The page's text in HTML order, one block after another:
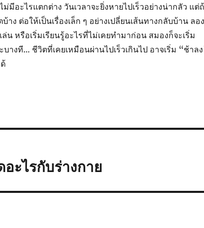
มีอะไรแตกต่าง วันเวลาจะยิ่งหายไปเร็วอย่างน่ากลัว แต่
าง ต่อให้เป็นเรื่องเล็ก ๆ อย่างเปลี่ยนเส้นทางกลับบ้าน ลอง
น หรือเริ่มเรียนรู้อะไรที่ไม่เคยทำมาก่อน สมองก็จะเริ่ม
างที… ชีวิตที่เคยเหมือนผ่านไปเร็วเกินไป อาจเริ่ม “ช้าล
ะไรกับร่างกาย